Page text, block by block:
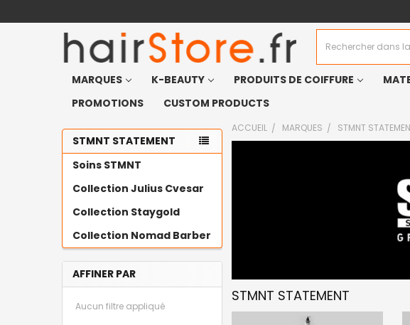
MARQUES K-BEAUTY PRODUITS DE COIFFURE
PROMOTIONS
CUSTOM PRODUCTS
STMNT STATEMENT
Soins STMNT
Collection Julius Cvesar
Collection Staygold
Collection Nomad Barber
AFFINER PAR
Aucun filtre appliqué
ACCUEIL MARQUES STMNT
STMNT STATEMENT